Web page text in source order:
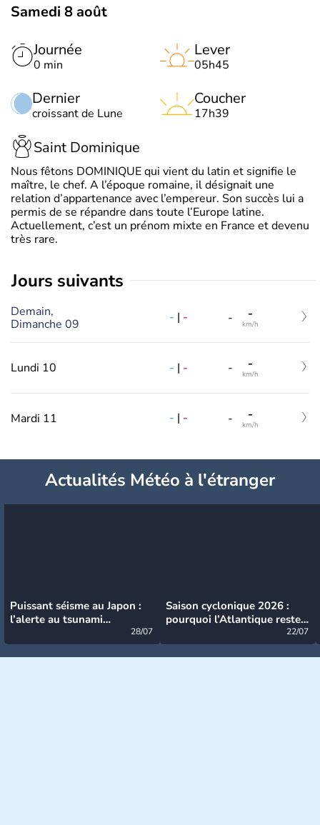
Samedi 8 août
Journée
0 min
Dernier
croissant de Lune
Lever
05h45
Coucher
17h39
Saint Dominique
Nous fêtons DOMINIQUE qui vient du latin et signifie le
maître, le chef. A l’époque romaine, il désignait une
relation d’appartenance avec l’empereur. Son succès lui a
permis de se répandre dans toute l’Europe latine.
Actuellement, c’est un prénom mixte en France et devenu
très rare.
jours suivants
Demain,
Dimanche 09
- | - - -
km/h
Lundi 10 - | - - -
km/h
Mardi 11 - | - - -
km/h
Actualités Météo à l'étranger
Puissant séisme au Japon :
l’alerte au tsunami
28/07
Saison cyclonique 2026 :
pourquoi l’Atlantique reste
22/07